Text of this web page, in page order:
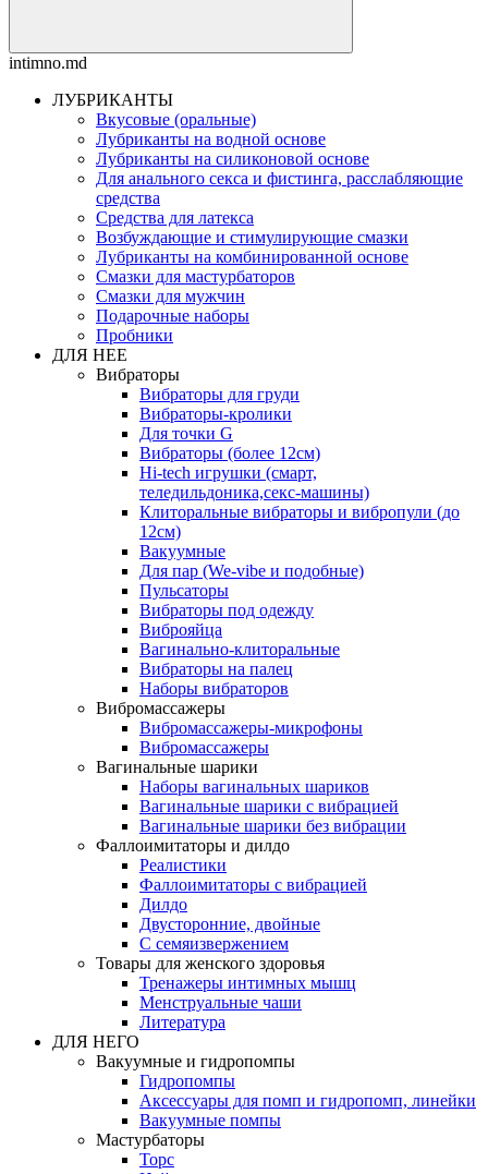
intimno.md
ЛУБРИКАНТЫ
Вкусовые (оральные)
Лубриканты на водной основе
Лубриканты на силиконовой основе
Для анального секса и фистинга, расслабляющие
средства
Средства для латекса
Возбуждающие и стимулирующие смазки
Лубриканты на комбинированной основе
Смазки для мастурбаторов
Смазки для мужчин
Подарочные наборы
Пробники
ДЛЯ НЕЕ
Вибраторы
Вибраторы для груди
Вибраторы-кролики
Для точки G
Вибраторы (более 12см)
Hi-tech игрушки (смарт,
теледильдоника,секс-машины)
Клиторальные вибраторы и вибропули (до
12см)
Вакуумные
Для пар (We-vibe и подобные)
Пульсаторы
Вибраторы под одежду
Виброяйца
Вагинально-клиторальные
Вибраторы на палец
Наборы вибраторов
Вибромассажеры
Вибромассажеры-микрофоны
Вибромассажеры
Вагинальные шарики
Наборы вагинальных шариков
Вагинальные шарики с вибрацией
Вагинальные шарики без вибрации
Фаллоимитаторы и дилдо
Реалистики
Фаллоимитаторы с вибрацией
Дилдо
Двусторонние, двойные
С семяизвержением
Товары для женского здоровья
Тренажеры интимных мышц
Менструальные чаши
Литература
ДЛЯ НЕГО
Вакуумные и гидропомпы
Гидропомпы
Аксессуары для помп и гидропомп, линейки
Вакуумные помпы
Мастурбаторы
Торс